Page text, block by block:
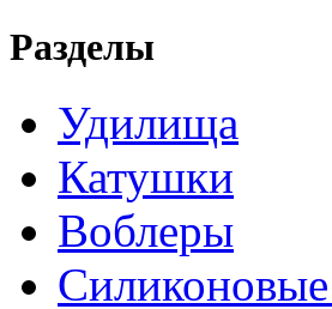
Разделы
Удилища
Катушки
Воблеры